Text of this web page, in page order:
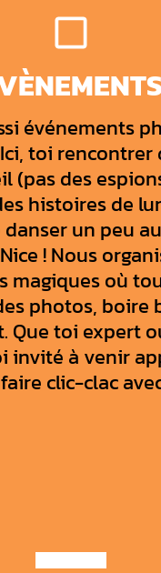
événements
toi rencontrer
(pas des
histoires de
un peu
! Nous
magiques où
photos, boire
Que toi expert
invité à venir
clic-clac